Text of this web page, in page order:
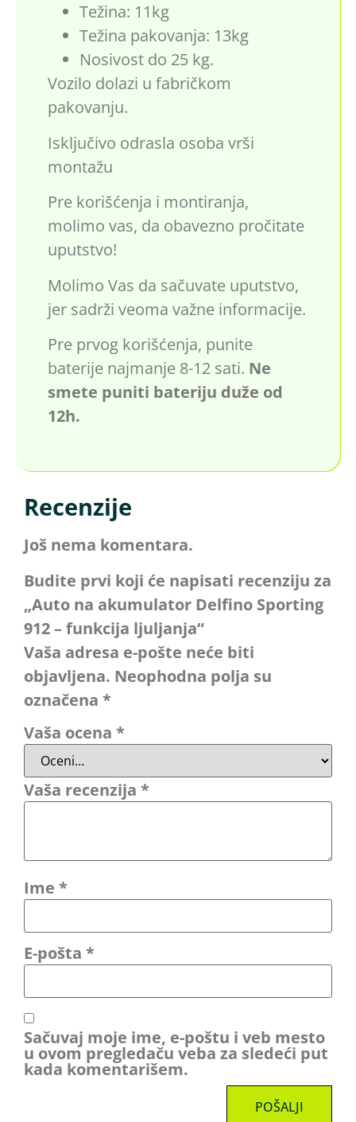
Težina: 11kg
Težina pakovanja: 13kg
Nosivost do 25 kg.
Vozilo dolazi u fabričkom
pakovanju.
Isključivo odrasla osoba vrši
montažu
Pre korišćenja i montiranja,
molimo vas, da obavezno pročitate
uputstvo!
Molimo Vas da sačuvate uputstvo,
jer sadrži veoma važne informacije.
Pre prvog korišćenja, punite
baterije najmanje 8-12 sati. Ne
smete puniti bateriju duže od
12h.
Recenzije
Još nema komentara.
Budite prvi koji će napisati recenziju za
„Auto na akumulator Delfino Sporting
912 – funkcija ljuljanja“
Vaša adresa e-pošte neće biti
objavljena. Neophodna polja su
označena *
Vaša ocena *
Vaša recenzija *
Ime *
E-pošta *
Sačuvaj moje ime, e-poštu i veb mesto
u ovom pregledaču veba za sledeći put
kada komentarišem.